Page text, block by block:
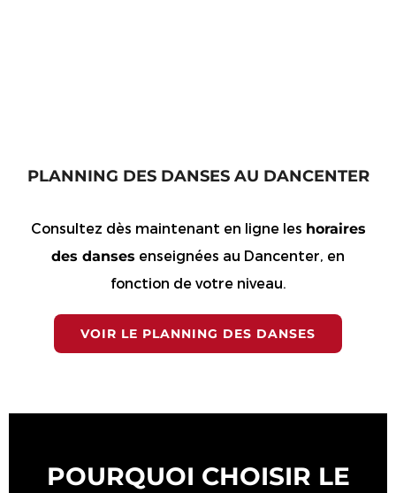
PLANNING DES DANSES AU DANCENTER
Consultez dès maintenant en ligne les horaires
des danses enseignées au Dancenter, en
fonction de votre niveau.
VOIR LE PLANNING DES DANSES
POURQUOI CHOISIR LE